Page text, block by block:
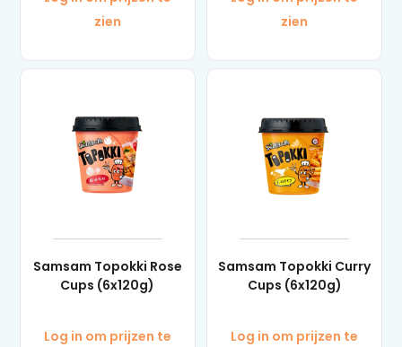
zien
zien
Samsam Topokki Rose
Cups (6x120g)
Log in om prijzen te
Samsam Topokki Curry
Cups (6x120g)
Log in om prijzen te